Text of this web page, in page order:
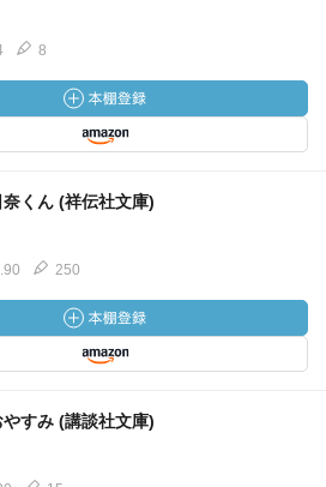
8
くん (祥伝社文庫)
250
すみ (講談社文庫)